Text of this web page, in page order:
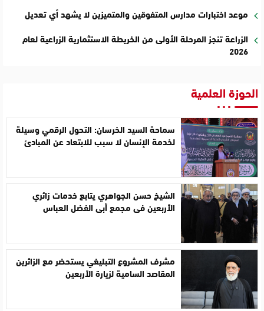
موعد اختبارات مدارس المتفوقين والمتميزين لا يشهد أي تعديل
الزراعة تنجز المرحلة الأولى من الخريطة الاستثمارية الزراعية لعام
2026
الحوزة العلمية
سماحة السيد الخرسان: التحول الرقمي وسيلة
لخدمة الإنسان لا سبب للابتعاد عن المبادئ
الشيخ حسن الجواهري يتابع خدمات زائري
الأربعين في مجمع أبي الفضل العباس
مشرف المشروع التبليغي يستحضر مع الزائرين
المقاصد السامية لزيارة الأربعين